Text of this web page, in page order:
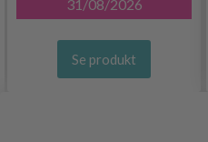
31/08/2026
Se produkt